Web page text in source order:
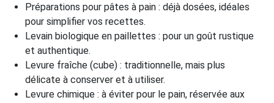
Préparations pour pâtes à pain : déjà dosées, idéales
pour simplifier vos recettes.
Levain biologique en paillettes : pour un goût rustique
et authentique.
Levure fraîche (cube) : traditionnelle, mais plus
délicate à conserver et à utiliser.
Levure chimique : à éviter pour le pain, réservée aux